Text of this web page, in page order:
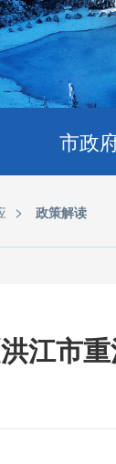
市政
> 政策解读
洪江市